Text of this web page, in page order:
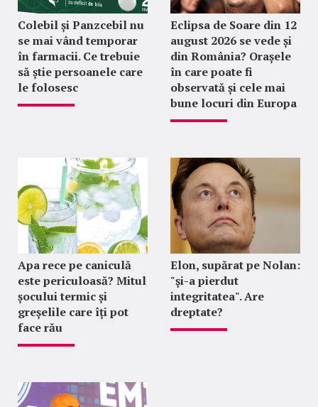
Colebil și Panzcebil nu
se mai vând temporar
în farmacii. Ce trebuie
să știe persoanele care
le folosesc
Eclipsa de Soare din 12
august 2026 se vede și
din România? Orașele
în care poate fi
observată și cele mai
bune locuri din Europa
Apa rece pe caniculă
este periculoasă? Mitul
șocului termic și
greșelile care îți pot
face rău
Elon, supărat pe Nolan:
"şi-a pierdut
integritatea". Are
dreptate?